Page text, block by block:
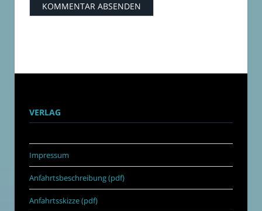
VERLAG
Impressum
Anfahrtsbeschreibung (pdf)
Anfahrtsskizze (pdf)